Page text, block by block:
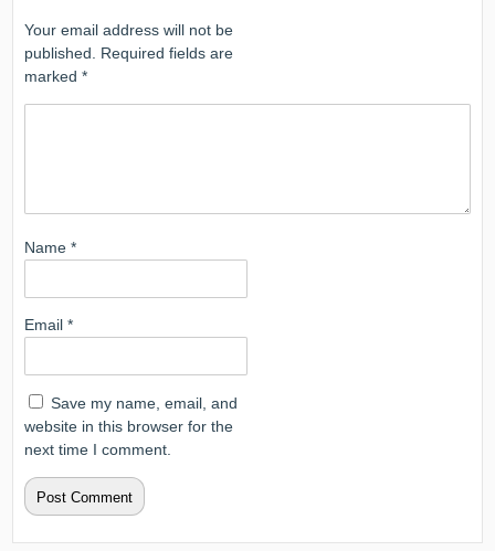
Your email address will not be
published.
Required fields are
marked*
Name*
Email*
Save my name, email, and
website in this browser for the
next time I comment.